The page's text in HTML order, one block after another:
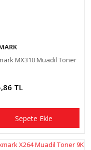
MX310 Muadil Toner
TL
Sepete Ekle